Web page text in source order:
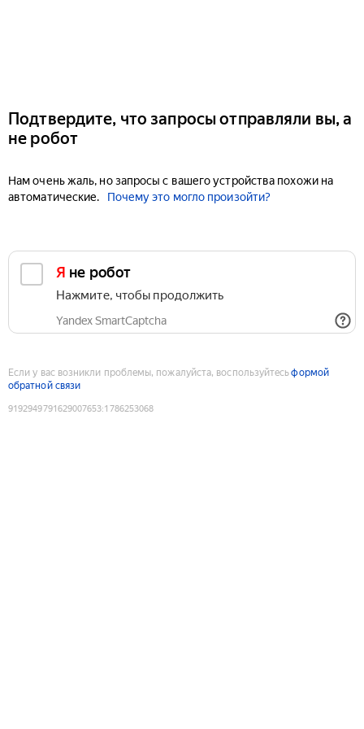
Подтвердите, что запросы отправляли вы, а
не робот
Нам очень жаль, но запросы с вашего устройства похожи на
автоматические.
Почему это могло произойти?
Я не робот
Нажмите, чтобы продолжить
Yandex SmartCaptcha
Если у вас возникли проблемы, пожалуйста, воспользуйтесьформой
обратной связи
9192949791629007653:1786253068